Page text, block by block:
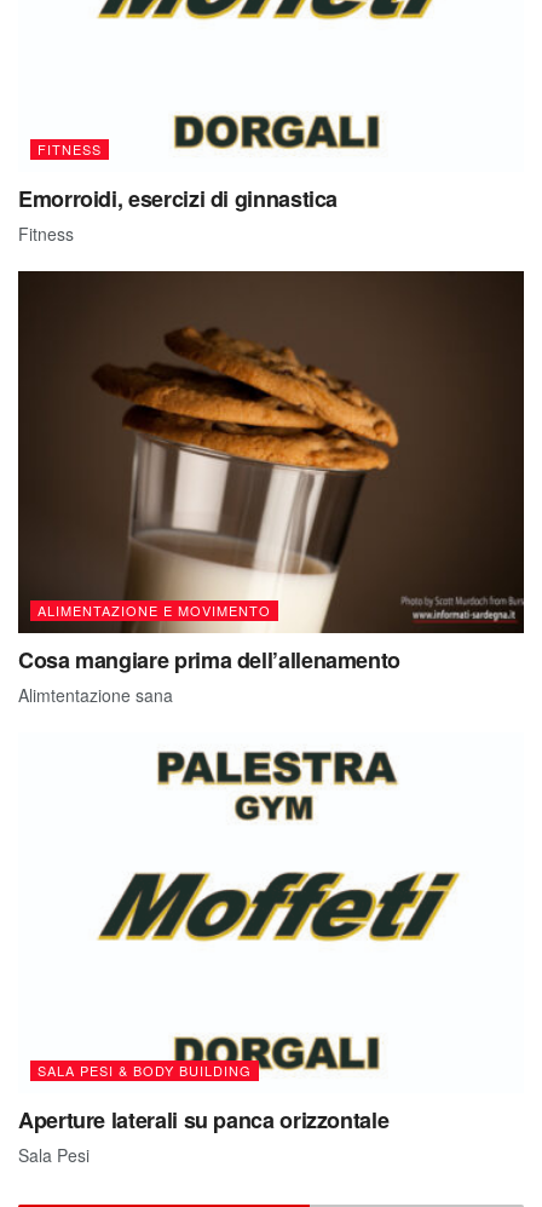
FITNESS
Emorroidi, esercizi di ginnastica
Fitness
ALIMENTAZIONE E MOVIMENTO
Cosa mangiare prima dell’allenamento
Alimtentazione sana
SALA PESI & BODY BUILDING
Aperture laterali su panca orizzontale
Sala Pesi